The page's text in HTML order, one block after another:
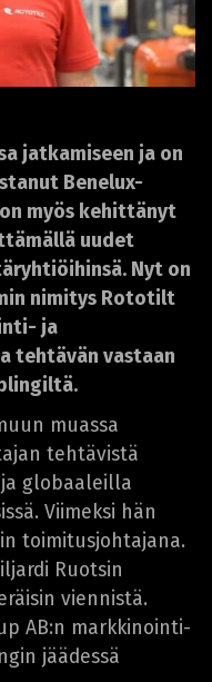
jatkamiseen ja on
Benelux-
myös kehittänyt
uudet
Nyt on
nimitys Rototilt
ja
tehtävän vastaan
muassa
tehtävistä
globaaleilla
Viimeksi hän
toimitusjohtajana.
Ruotsin
viennistä.
AB:n markkinointi-
jäädessä